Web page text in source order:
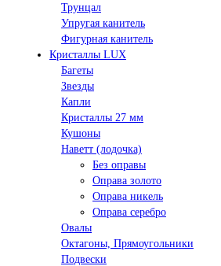
Трунцал
Упругая канитель
Фигурная канитель
Кристаллы LUX
Багеты
Звезды
Капли
Кристаллы 27 мм
Кушоны
Наветт (лодочка)
Без оправы
Оправа золото
Оправа никель
Оправа серебро
Овалы
Октагоны, Прямоугольники
Подвески